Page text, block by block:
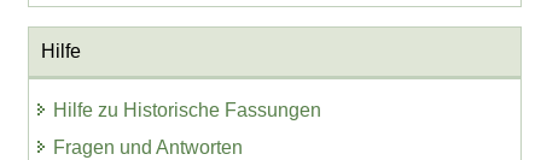
Hilfe
Hilfe zu Historische Fassungen
Fragen und Antworten